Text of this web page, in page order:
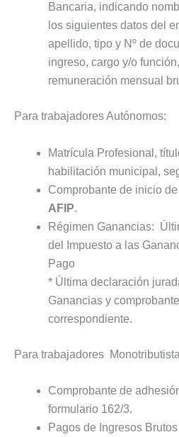
Bancaria, indicando
los siguientes datos del
apellido, tipo y Nº de
ingreso, cargo y/o
remuneración mensual
Para trabajadores Autónomos:
Matrícula Profesional,
habilitación municipal,
Comprobante de inicio
AFIP.
Régimen Ganancias:
del Impuesto a las
Pago
* Última declaración
Ganancias y
correspondiente.
Para trabajadores
Comprobante de
formulario 162/3.
Pagos de Ingresos